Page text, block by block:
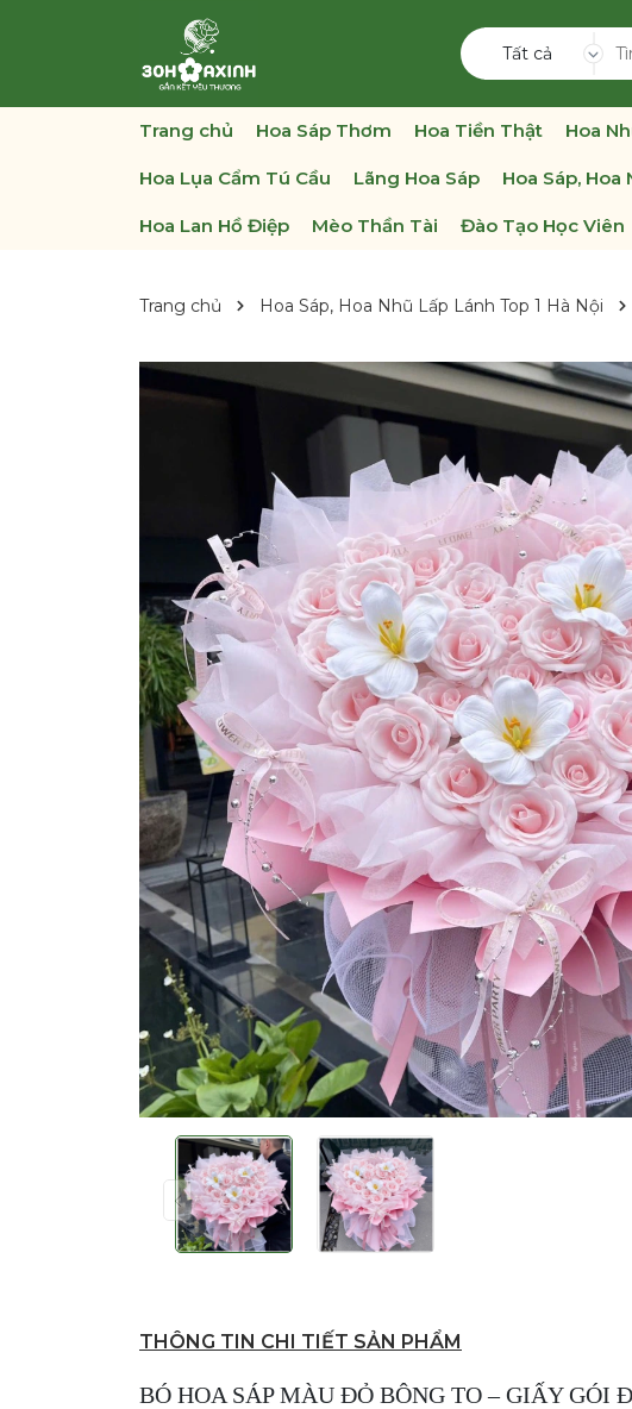
Tất cả
Trang chủ Hoa Sáp Thơm Hoa Tiền Thật Hoa
Hoa Lụa Cẩm Tú Cầu Lãng Hoa Sáp Hoa Sáp, Hoa
Hoa Lan Hồ Điệp Mèo Thần Tài Đào Tạo Học Viên
Trang chủ Hoa Sáp, Hoa Nhũ Lấp Lánh Top 1 Hà Nội
THÔNG TIN CHI TIẾT SẢN PHẨM
BÓ HOA SÁP MÀU ĐỎ BÔNG TO – GIẤY GÓI